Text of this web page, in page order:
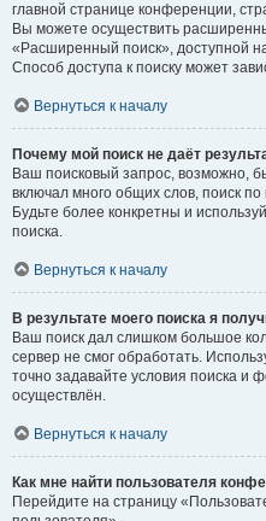
главной странице конференции,
Вы можете осуществить
«Расширенный поиск», доступной
Способ доступа к поиску может
Вернуться к началу
Почему мой поиск не даёт
Ваш поисковый запрос, возможно,
включал много общих слов, поиск
Будьте более конкретны и
поиска.
Вернуться к началу
В результате моего поиска я
Ваш поиск дал слишком большое
сервер не смог обработать.
точно задавайте условия поиска и
осуществлён.
Вернуться к началу
Как мне найти пользователя
Перейдите на страницу